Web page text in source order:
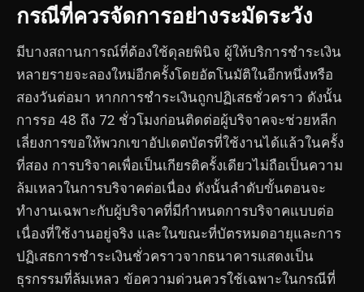
กรณีที่ควรจัดการอย่างระมัดระวัง
มีบางสถานการณ์ที่ต้องใช้ดุลยพินิจ ผู้ให้บริการชำระเงิน
หลายรายจะลองใหม่อีกครั้งโดยอัตโนมัติในอีกหนึ่งหรือ
สองวันต่อมา หากการชำระเงินถูกปฏิเสธชั่วคราว ดังนั้น
การรอ 48 ถึง 72 ชั่วโมงก่อนติดต่อผู้บริจาคจะช่วยหลีก
เลี่ยงการขอให้พวกเขาอัปเดตบัตรที่ใช้งานได้แล้วในครั้ง
ที่สอง การบริจาคเพื่อเป็นเกียรติครั้งเดียวไม่ถือเป็นความ
ล้มเหลวในการบริจาคต่อเนื่อง ดังนั้นลำดับขั้นตอนจะ
ทำงานเฉพาะกับผู้บริจาคที่มีกำหนดการบริจาคแบบต่อ
เนื่องที่ใช้งานอยู่จริง และในขณะที่บัตรหมดอายุและการ
ปฏิเสธการชำระเงินชั่วคราวจากธนาคารแสดงเป็น
ธุรกรรมที่ล้มเหลว ข้อความด่วนควรใช้เฉพาะในกรณีที่